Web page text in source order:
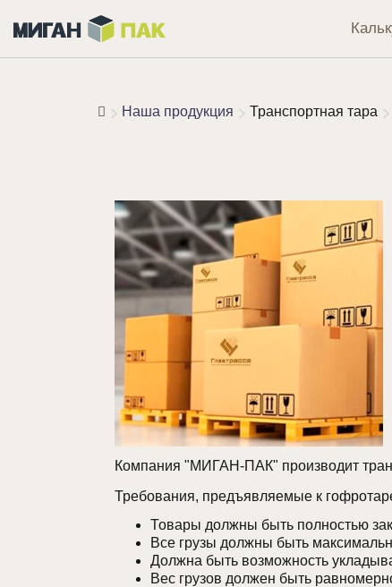
Наша продукция Транспортная тара
Компания "МИГАН-ПАК" производит
Требования, предъявляемые к
Товары должны быть полностью
Все грузы должны быть
Должна быть возможность
Вес грузов должен быть